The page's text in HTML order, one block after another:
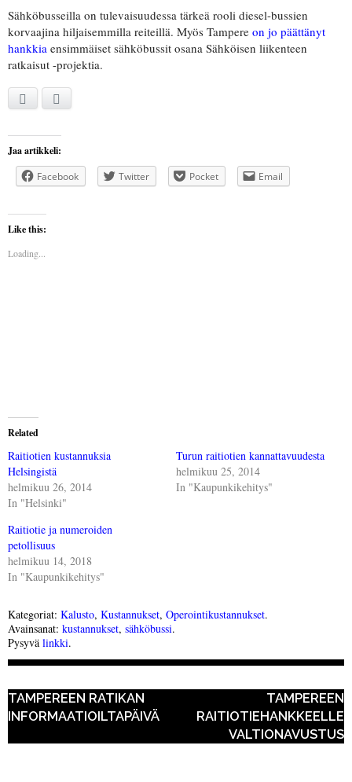
Sähköbusseilla on tulevaisuudessa tärkeä rooli diesel-bussien
korvaajina hiljaisemmilla reiteillä. Myös Tampere on jo päättänyt
hankkia ensimmäiset sähköbussit osana Sähköisen liikenteen
ratkaisut -projektia.
Jaa artikkeli:
Facebook
Twitter Pocket Email
Like this:
Loading...
Related
Raitiotien kustannuksia
Helsingistä
helmikuu 26, 2014
In "Helsinki"
Turun raitiotien kannattavuudesta
helmikuu 25, 2014
In "Kaupunkikehitys"
Raitiotie ja numeroiden
petollisuus
helmikuu 14, 2018
In "Kaupunkikehitys"
Kategoriat: Kalusto, Kustannukset, Operointikustannukset.
Avainsanat: kustannukset, sähköbussi.
Pysyvä linkki.
POST NAVIGATION
TAMPEREEN RATIKAN
INFORMAATIOILTAPÄIVÄ
TAMPEREEN
RAITIOTIEHANKKEELLE
VALTIONAVUSTUS